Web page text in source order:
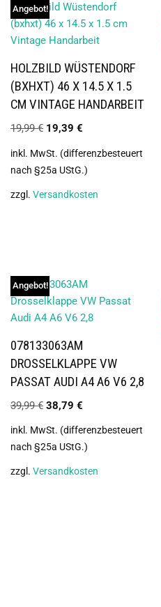
Angebot!
HOLZBILD WÜSTENDORF
(BXHXT) 46 X 14.5 X 1.5
CM VINTAGE HANDARBEIT
19,99€ 19,39 €
inkl. MwSt. (differenzbesteuert
nach §25a UStG.)
zzgl. Versandkosten
Angebot!
078133063AM
DROSSELKLAPPE VW
PASSAT AUDI A4 A6 V6 2,8
39,99€ 38,79 €
inkl. MwSt. (differenzbesteuert
nach §25a UStG.)
zzgl. Versandkosten